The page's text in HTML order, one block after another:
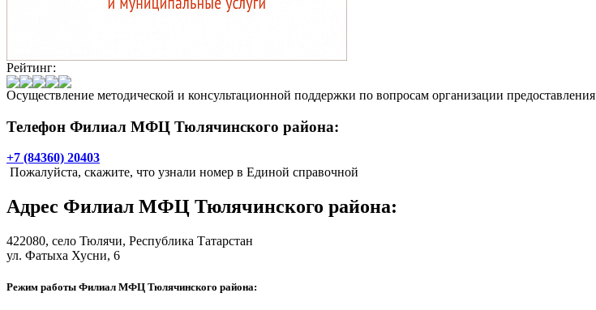
Рейтинг:
Осуществление методической и консультационной поддержки по вопросам организации
Телефон Филиал МФЦ Тюлячинского района:
+7 (84360) 20403
Пожалуйста, скажите, что узнали номер в Единой справочной
Адрес Филиал МФЦ Тюлячинского района:
422080, село Тюлячи, Республика Татарстан
ул. Фатыха Хусни, 6
Режим работы Филиал МФЦ Тюлячинского района: